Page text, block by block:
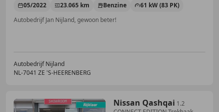
05/2022 23.065 km Benzine
61 kW (83 PK)
Autobedrijf Jan Nijland, gewoon beter!
Autobedrijf Nijland
NL-7041 ZE 'S-HEERENBERG
Nissan Qashqai 1.2